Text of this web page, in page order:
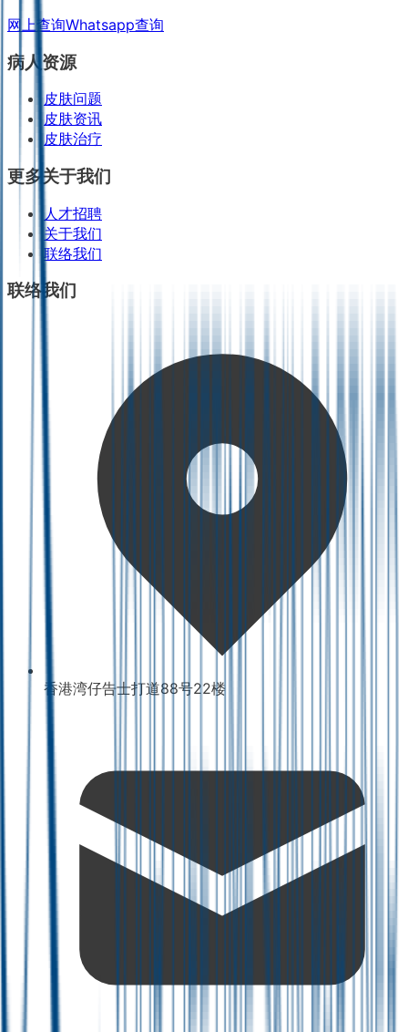
网上查询Whatsapp查询
病人资源
皮肤问题
皮肤资讯
皮肤治疗
更多关于我们
人才招聘
关于我们
联络我们
联络我们
香港湾仔告士打道88号22楼